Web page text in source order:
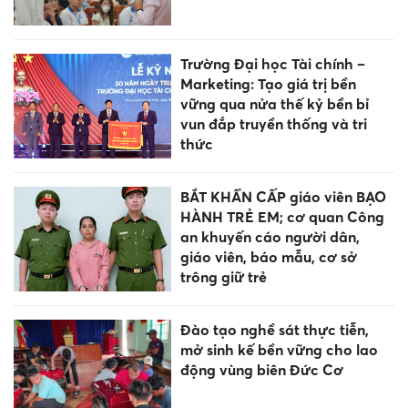
Trường Đại học Tài chính –
Marketing: Tạo giá trị bền
vững qua nửa thế kỷ bền bỉ
vun đắp truyền thống và tri
thức
BẮT KHẨN CẤP giáo viên BẠO
HÀNH TRẺ EM; cơ quan Công
an khuyến cáo người dân,
giáo viên, báo mẫu, cơ sở
trông giữ trẻ
Đào tạo nghề sát thực tiễn,
mở sinh kế bền vững cho lao
động vùng biên Đức Cơ